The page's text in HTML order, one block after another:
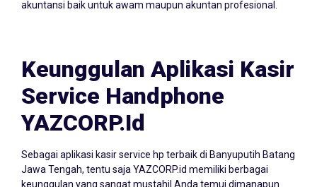
Keunggulan Aplikasi Kasir
Service Handphone
YAZCORP.id
Jawa Tengah, tentu saja YAZCORP.id memiliki berbagai
keunggulan yang sangat mustahil Anda temui dimanapun